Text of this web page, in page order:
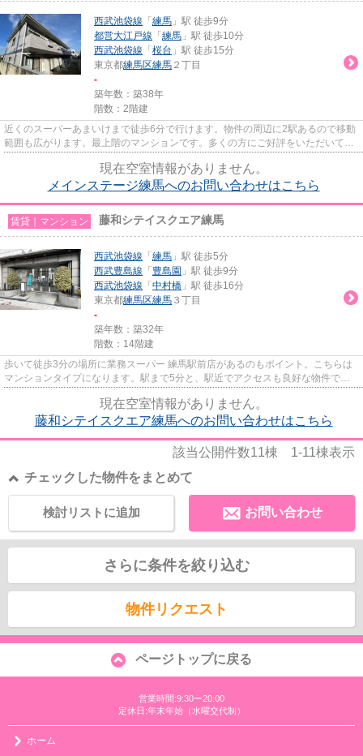
西武池袋線 「 練馬 」駅 徒歩9分
都営大江戸線 「 練馬 」駅 徒歩10分
西武池袋線 「 桜台 」駅 徒歩15分
東京都練馬区練馬 ２丁目
-
築年数：築38年
階数：2階建
近くのスーパーあまいけまで徒歩6分で行けます。物件の周辺に2駅あるので移動
範囲も広がります。最上階のマンションです。多くの方にご好評をいただいてい
現在空室情報がありません。
メインステージ練馬へのお問い合わせはこちら
賃貸｜マンション 藤和シテイスクエア練馬
西武池袋線 「 練馬 」駅 徒歩5分
西武豊島線 「 豊島園 」駅 徒歩9分
西武池袋線 「 中村橋 」駅 徒歩16分
東京都練馬区練馬 ３丁目
-
築年数：築32年
階数：14階建
歩いて徒歩3分の場所に業務スーパー 練馬駅前店があるのもポイント。こちらは
マンションタイプになります。駅まで5分と、駅近でアクセスも良好な物件で
現在空室情報がありません。
藤和シテイスクエア練馬へのお問い合わせはこちら
該当公開件数11棟 1-11棟表示
チェックした物件をまとめて
お問い合わせ
検討リストに追加
さらに条件を絞り込む
物件リクエスト
ページトップに戻る
営業時間:9:30ー20:00
定休日:年末年始（水曜交代制）
ホーム